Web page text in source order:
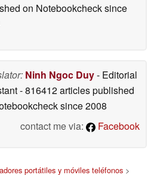
on Notebookchecksince
Ninh Ngoc Duy- Editorial
- 816412 articles published
since 2008
contact me via:
Facebook
portátiles y móviles teléfonos >